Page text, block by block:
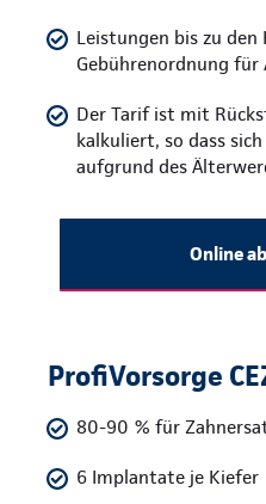
Leistungen bis zu den
Gebührenordnung für
Der Tarif ist mit
kalkuliert, so dass
aufgrund des
Online
ProfiVorsorge
80-90 % für
6 Implantate je Kiefer